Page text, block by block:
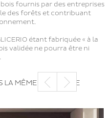
fournis par des entreprises
des forêts et contribuant
étant fabriquée « à la
validée ne pourra être ni
LA MÊME CATÉGORIE